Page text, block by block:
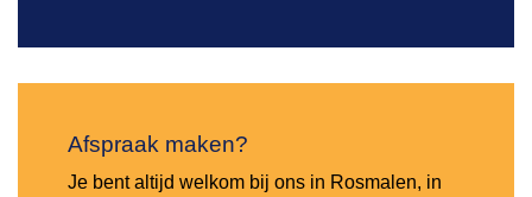
Afspraak maken?
Je bent altijd welkom bij ons in Rosmalen, in